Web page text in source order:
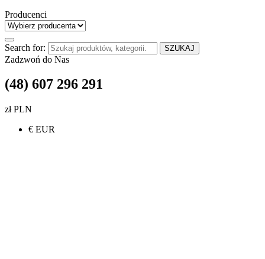
Producenci
Search for: SZUKAJ
Zadzwoń do Nas
(48) 607 296 291
zł PLN
€ EUR